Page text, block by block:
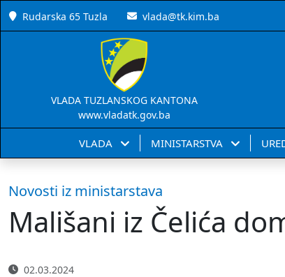
Rudarska 65 Tuzla vlada@tk.kim.ba
VLADA TUZLANSKOG KANTONA
www.vladatk.gov.ba
VLADA MINISTARSTVA
Novosti iz ministarstava
Mališani iz Čelića
02.03.2024